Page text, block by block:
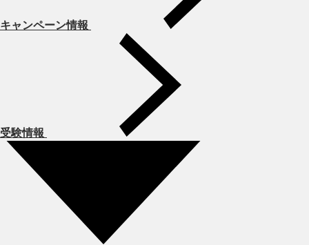
キャンペーン情報
受験情報